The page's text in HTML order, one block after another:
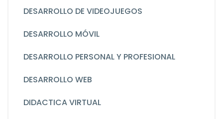
DESARROLLO DE VIDEOJUEGOS
DESARROLLO MÓVIL
DESARROLLO PERSONAL Y PROFESIONAL
DESARROLLO WEB
DIDACTICA VIRTUAL